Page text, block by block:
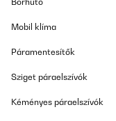
Mobil klíma
Páramentesítők
Sziget páraelszívók
Kéményes páraelszívók